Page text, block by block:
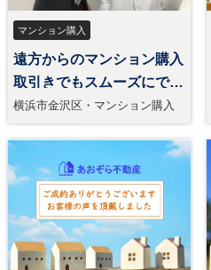
マンション購入
遠方からのマンション購入
取引きでもスムーズにでき
た。
横浜市金沢区・マンション購入